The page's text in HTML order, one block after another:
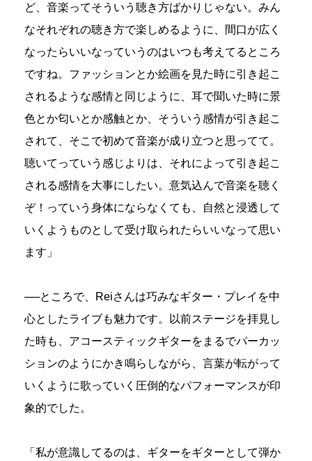
ど、音楽ってそういう聴き方ばかりじゃない。みん
なそれぞれの聴き方で楽しめるように、間口が広く
なったらいいなっていうのはいつも考えてるところ
ですね。ファッションとか絵画を見た時に引き起こ
されるような感情と同じように、耳で聞いた時に景
色とか匂いとか感触とか、そういう感情が引き起こ
されて、そこで初めて音楽が成り立つと思ってて。
聴いてっていう感じよりは、それによって引き起こ
される感情を大事にしたい。意気込んで音楽を聴く
ぞ！っていう身体にならなくても、自然と浸透して
いくようものとして受け取られたらいいなって思い
ます」
──ところで、Reiさんは巧みなギター・プレイを中
心としたライブも魅力です。以前ステージを拝見し
た時も、アコースティックギターをまるでパーカッ
ションのようにかき鳴らしながら、言葉が転がって
いくように歌っていく圧倒的なパフォーマンスが印
象的でした。
「私が意識してるのは、ギターをギターとして弾か